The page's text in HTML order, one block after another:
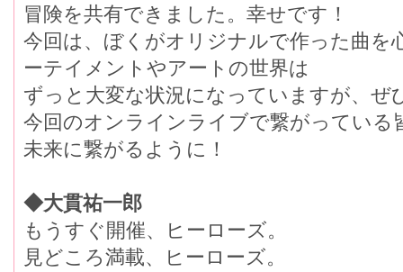
冒険を共有できました。幸せです！
今回は、ぼくがオリジナルで作った曲を
ーテイメントやアートの世界は
ずっと大変な状況になっていますが、ぜ
今回のオンラインライブで繋がっている
未来に繋がるように！
◆大貫祐一郎
もうすぐ開催、ヒーローズ。
見どころ満載、ヒーローズ。